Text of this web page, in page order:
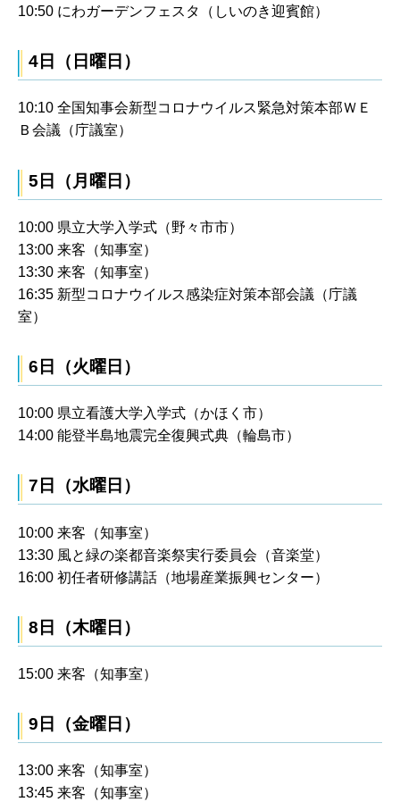
10:50 にわガーデンフェスタ（しいのき迎賓館）
4日（日曜日）
10:10 全国知事会新型コロナウイルス緊急対策本部ＷＥ
Ｂ会議（庁議室）
5日（月曜日）
10:00 県立大学入学式（野々市市）
13:00 来客（知事室）
13:30 来客（知事室）
16:35 新型コロナウイルス感染症対策本部会議（庁議
室）
6日（火曜日）
10:00 県立看護大学入学式（かほく市）
14:00 能登半島地震完全復興式典（輪島市）
7日（水曜日）
10:00 来客（知事室）
13:30 風と緑の楽都音楽祭実行委員会（音楽堂）
16:00 初任者研修講話（地場産業振興センター）
8日（木曜日）
15:00 来客（知事室）
9日（金曜日）
13:00 来客（知事室）
13:45 来客（知事室）